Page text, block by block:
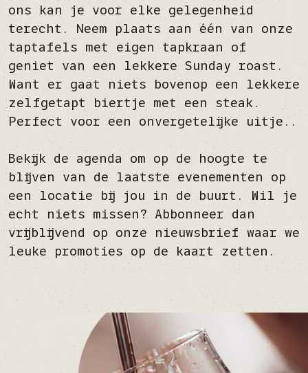
ons kan je voor elke gelegenheid
terecht. Neem plaats aan één van onze
taptafels met eigen tapkraan of
geniet van een lekkere Sunday roast.
Want er gaat niets bovenop een lekkere
zelfgetapt biertje met een steak.
Perfect voor een onvergetelijke uitje..
Bekijk de agenda om op de hoogte te
blijven van de laatste evenementen op
een locatie bij jou in de buurt. Wil je
echt niets missen? Abbonneer dan
vrijblijvend op onze nieuwsbrief waar we
leuke promoties op de kaart zetten.